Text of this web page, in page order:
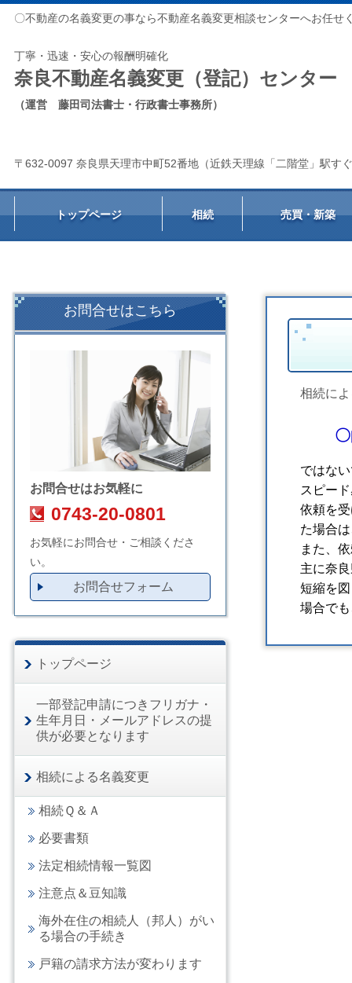
〇不動産の名義変更の事なら不動産名義変更相談センターへお任せ
丁寧・迅速・安心の報酬明確化
奈良不動産名義変更（登記）センター
（運営 藤田司法書士・行政書士事務所）
〒632-0097 奈良県天理市中町52番地（近鉄天理線「二階堂」駅す
トップページ 相続 売買・新築
相続によ
ではない
スピード
依頼を受
た場合は
また、依
主に奈良
短縮を図
場合でも
お問合せはこちら
お問合せはお気軽に
0743-20-0801
お気軽にお問合せ・ご相談くださ
い。
お問合せフォーム
トップページ
一部登記申請につきフリガナ・
生年月日・メールアドレスの提
供が必要となります
相続による名義変更
相続Ｑ＆Ａ
必要書類
法定相続情報一覧図
注意点＆豆知識
海外在住の相続人（邦人）がい
る場合の手続き
戸籍の請求方法が変わります